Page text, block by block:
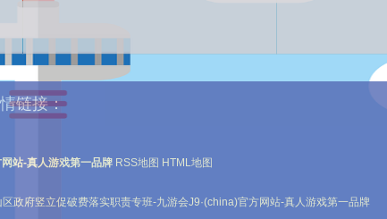
链接：
站-真人游戏第一品牌 RSS地图 HTML地图
政府竖立促破费落实职责专班-九游会J9·(china)官方网站-真人游戏第一品牌